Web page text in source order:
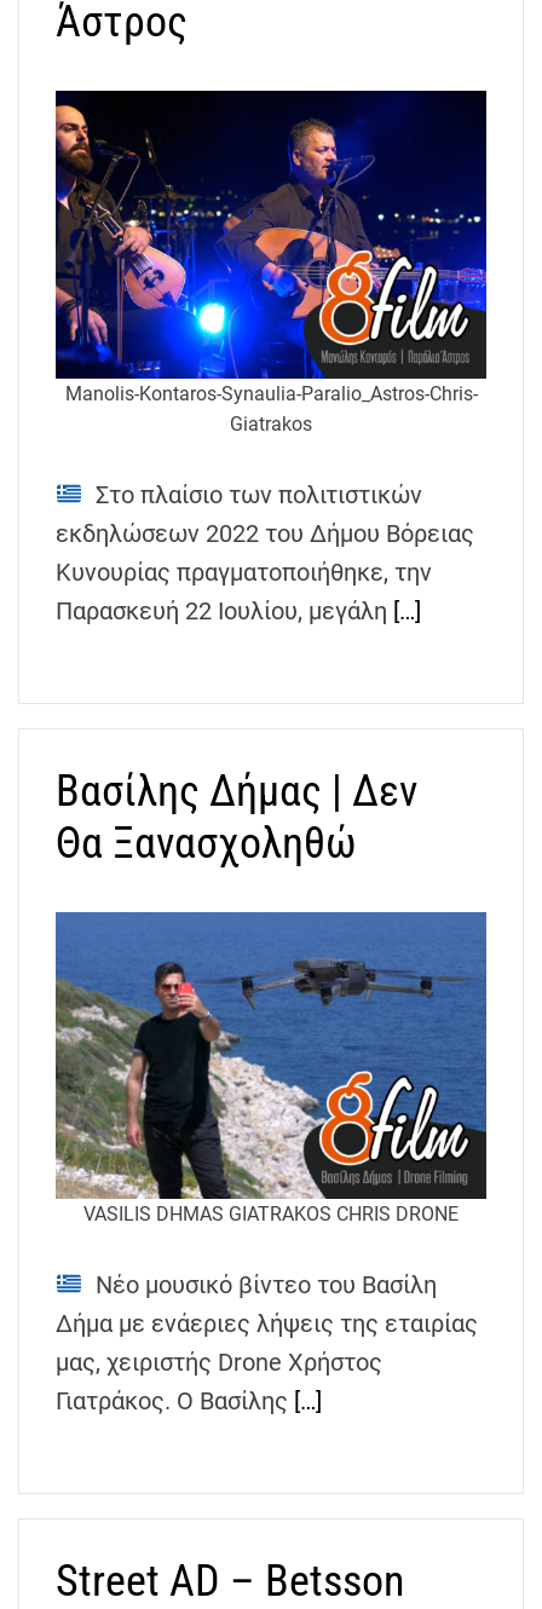
Άστρος
Manolis-Kontaros-Synaulia-Paralio_Astros-Chris-
Giatrakos
Στο πλαίσιο των πολιτιστικών
εκδηλώσεων 2022 του Δήμου Βόρειας
Κυνουρίας πραγματοποιήθηκε, την
Παρασκευή 22 Ιουλίου, μεγάλη […]
Βασίλης Δήμας | Δεν
Θα Ξανασχοληθώ
VASILIS DHMAS GIATRAKOS CHRIS DRONE
Νέο μουσικό βίντεο του Βασίλη
Δήμα με ενάεριες λήψεις της εταιρίας
μας, χειριστής Drone Χρήστος
Γιατράκος. Ο Βασίλης […]
Street AD – Betsson